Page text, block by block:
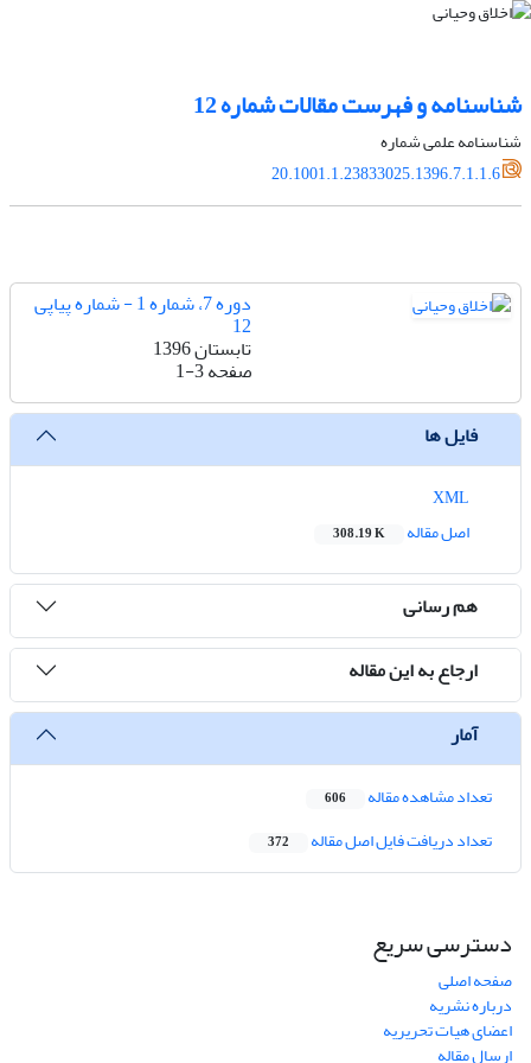
شناسنامه و فهرست مقالات شماره 12
شناسنامه علمی شماره
20.1001.1.23833025.1396.7.1.1.6
دوره 7، شماره 1 - شماره پیاپی
12
تابستان 1396
صفحه1-3
فایل ها
اصل مقاله
308.19 K
هم رسانی
ارجاع به این مقاله
آمار
تعداد مشاهده مقاله 606
تعداد دریافت فایل اصل مقاله 372
دسترسی سریع
صفحه اصلی
درباره نشریه
اعضای هیات تحریریه
ارسال مقاله